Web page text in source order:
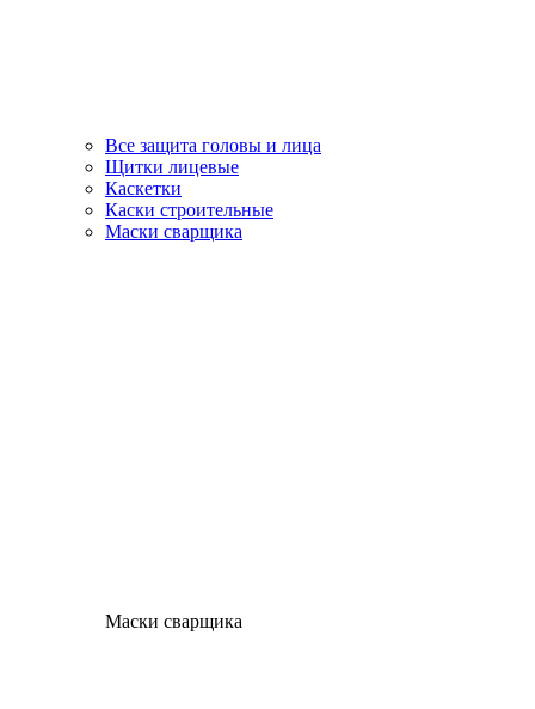
Все защита головы и лица
Щитки лицевые
Каскетки
Каски строительные
Маски сварщика
Маски сварщика